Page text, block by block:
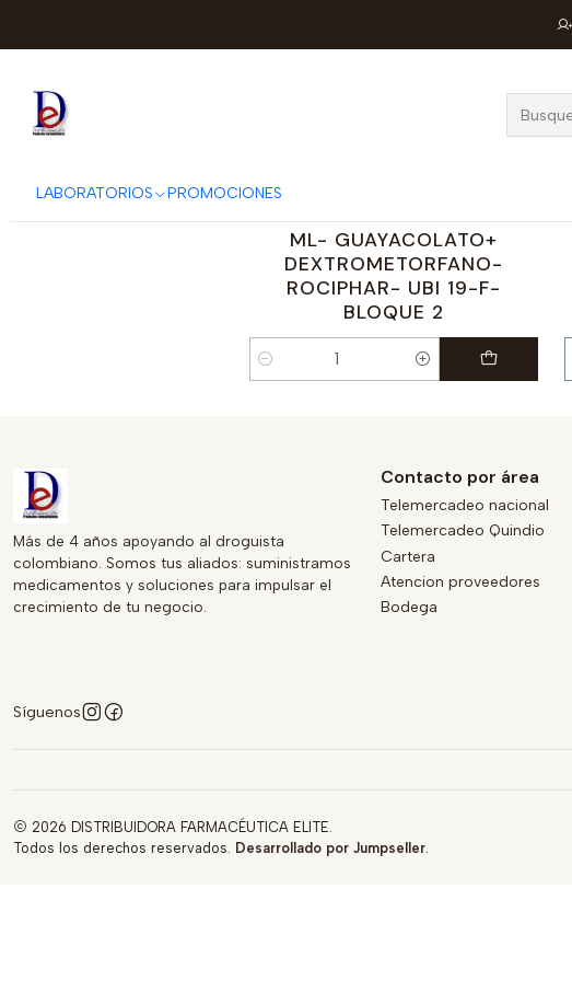
LABORATORIOS PROMOCIONES
ASOBRONCOL NF JBE X 120
ML- GUAYACOLATO+
DEXTROMETORFANO-
ROCIPHAR- UBI 19-F-
BLOQUE 2
Cantidad
Más de 4 años apoyando al droguista
colombiano. Somos tus aliados: suministramos
medicamentos y soluciones para impulsar el
crecimiento de tu negocio.
Síguenos
Contacto por área
Telemercadeo nacional
Telemercadeo Quindio
Cartera
Atencion proveedores
Bodega
2026 DISTRIBUIDORA FARMACÉUTICA ELITE.
Todos los derechos reservados.
Desarrollado por Jumpseller